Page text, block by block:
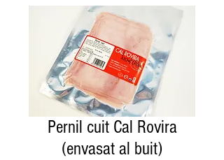
Pernil cuit Cal Rovira
(envasat al buit)